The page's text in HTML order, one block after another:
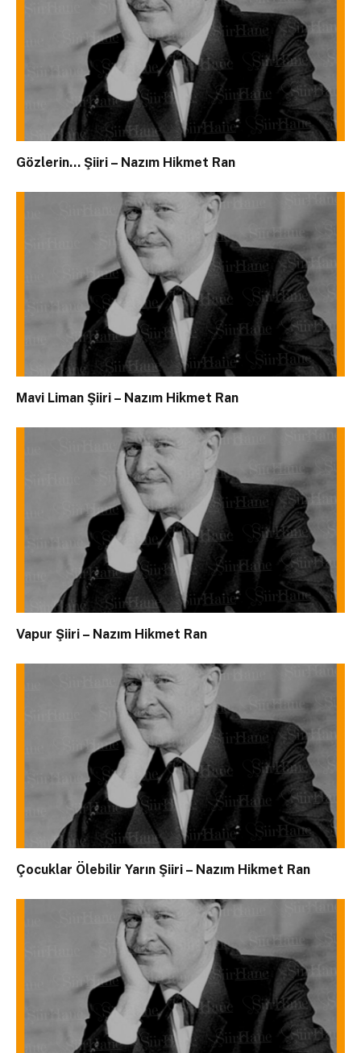
Gözlerin… Şiiri – Nazım Hikmet Ran
Mavi Liman Şiiri – Nazım Hikmet Ran
Vapur Şiiri – Nazım Hikmet Ran
Çocuklar Ölebilir Yarın Şiiri – Nazım Hikmet Ran